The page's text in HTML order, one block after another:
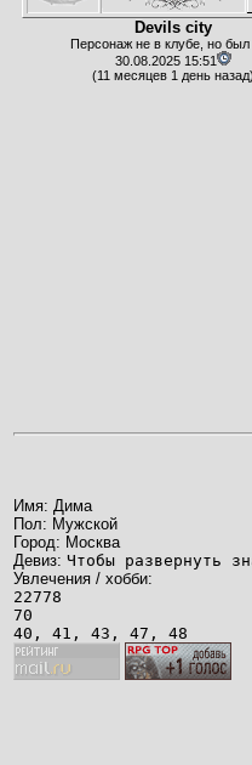
Devils city
Персонаж не в клубе, но был
30.08.2025 15:51
(11 месяцев 1 день назад)
Имя: Дима
Пол: Мужской
Город: Москва
Девиз: Чтобы развернуть
Увлечения / хобби:
22778
70
40, 41, 43, 47, 48